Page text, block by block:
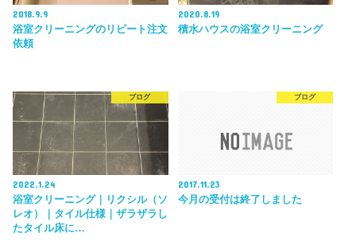
2018.9.9
浴室クリーニングのリピート注文
依頼
2020.8.19
積水ハウスの浴室クリーニング
ブログ
2022.1.24
浴室クリーニング｜リクシル（ソ
レオ）｜タイル仕様｜ザラザラし
たタイル床に…
ブログ
2017.11.23
今月の受付は終了しました